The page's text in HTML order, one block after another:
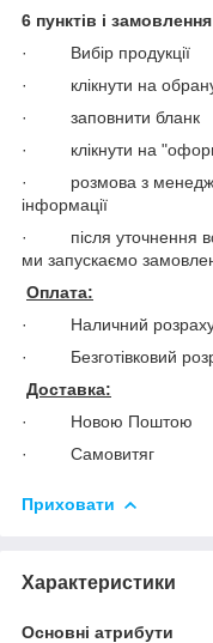
6 пунктів і
· Вибір продукції
· клікнути на обрану
· заповнити бланк
· клікнути на
· розмова з
інформації
· після уточнення
ми запускаємо
Оплата:
· Наличний
· Безготівковий
Доставка:
· Новою Поштою
· Самовитяг
Приховати
Характеристики
Основні атрибути